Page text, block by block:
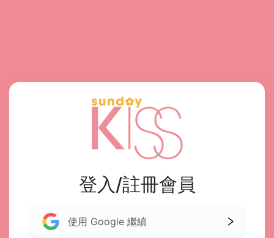
登入/註冊會員
使用 Google 繼續